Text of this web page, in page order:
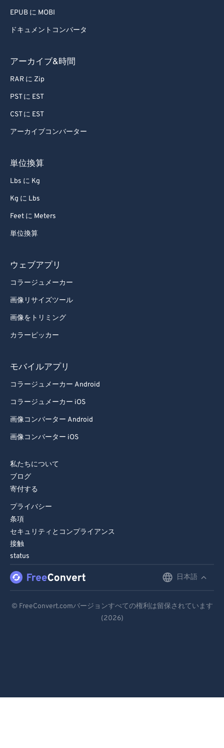
EPUB に MOBI
ドキュメントコンバータ
アーカイブ&時間
RAR に Zip
PST に EST
CST に EST
アーカイブコンバーター
単位換算
Lbs に Kg
Kg に Lbs
Feet に Meters
単位換算
ウェブアプリ
コラージュメーカー
画像リサイズツール
画像をトリミング
カラーピッカー
モバイルアプリ
コラージュメーカー Android
コラージュメーカー iOS
画像コンバーター Android
画像コンバーター iOS
私たちについて
ブログ
寄付する
プライバシー
条項
セキュリティとコンプライアンス
接触
status
日本語
Español
© FreeConvert.comバージョンすべての権利は留保されています
(2026)